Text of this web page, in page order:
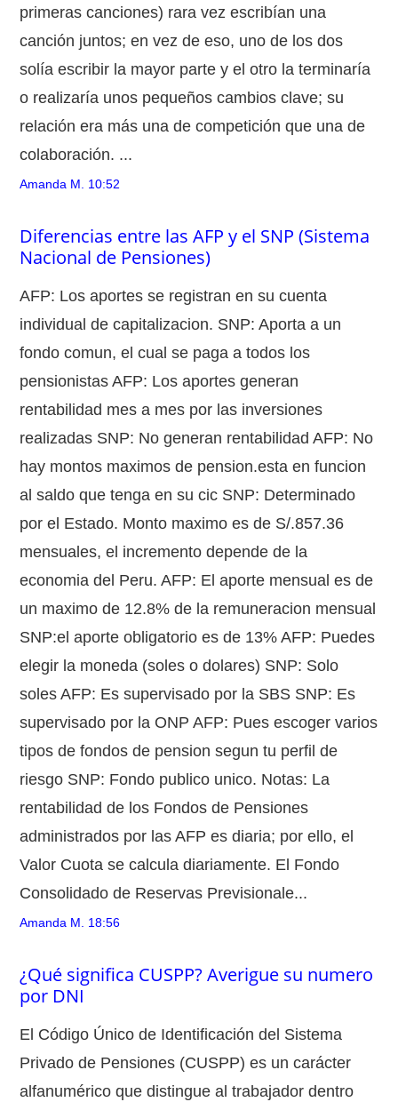
primeras canciones) rara vez escribían una
canción juntos; en vez de eso, uno de los dos
solía escribir la mayor parte y el otro la terminaría
o realizaría unos pequeños cambios clave; su
relación era más una de competición que una de
colaboración. ...
Amanda M. 10:52
Diferencias entre las AFP y el SNP (Sistema
Nacional de Pensiones)
AFP: Los aportes se registran en su cuenta
individual de capitalizacion. SNP: Aporta a un
fondo comun, el cual se paga a todos los
pensionistas AFP: Los aportes generan
rentabilidad mes a mes por las inversiones
realizadas SNP: No generan rentabilidad AFP: No
hay montos maximos de pension.esta en funcion
al saldo que tenga en su cic SNP: Determinado
por el Estado. Monto maximo es de S/.857.36
mensuales, el incremento depende de la
economia del Peru. AFP: El aporte mensual es de
un maximo de 12.8% de la remuneracion mensual
SNP:el aporte obligatorio es de 13% AFP: Puedes
elegir la moneda (soles o dolares) SNP: Solo
soles AFP: Es supervisado por la SBS SNP: Es
supervisado por la ONP AFP: Pues escoger varios
tipos de fondos de pension segun tu perfil de
riesgo SNP: Fondo publico unico. Notas: La
rentabilidad de los Fondos de Pensiones
administrados por las AFP es diaria; por ello, el
Valor Cuota se calcula diariamente. El Fondo
Consolidado de Reservas Previsionale...
Amanda M. 18:56
¿Qué significa CUSPP? Averigue su numero
por DNI
El Código Único de Identificación del Sistema
Privado de Pensiones (CUSPP) es un carácter
alfanumérico que distingue al trabajador dentro